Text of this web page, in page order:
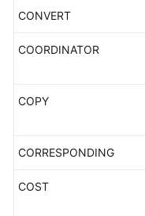
CONVERT
COORDINATOR
COPY
CORRESPONDING
COST